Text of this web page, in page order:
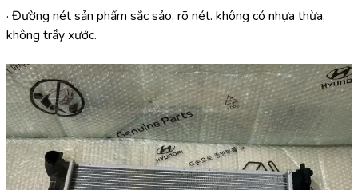
· Đường nét sản phẩm sắc sảo, rõ nét. không có nhựa thừa,
không trầy xước.